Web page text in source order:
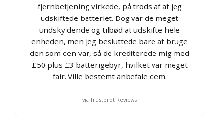
fjernbetjening virkede, på trods af at jeg
udskiftede batteriet. Dog var de meget
undskyldende og tilbød at udskifte hele
enheden, men jeg besluttede bare at bruge
den som den var, så de krediterede mig med
£50 plus £3 batterigebyr, hvilket var meget
fair. Ville bestemt anbefale dem.
via Trustpilot Reviews